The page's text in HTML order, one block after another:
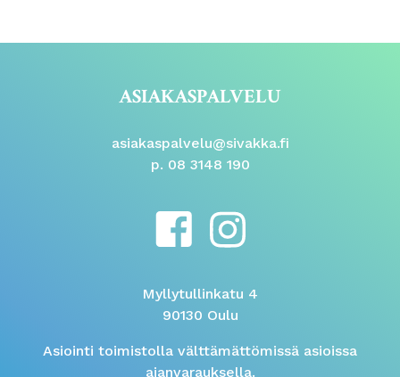
ASIAKASPALVELU
asiakaspalvelu@sivakka.fi
p. 08 3148 190
Myllytullinkatu 4
90130 Oulu
Asiointi toimistolla välttämättömissä asioissa
ajanvarauksella.